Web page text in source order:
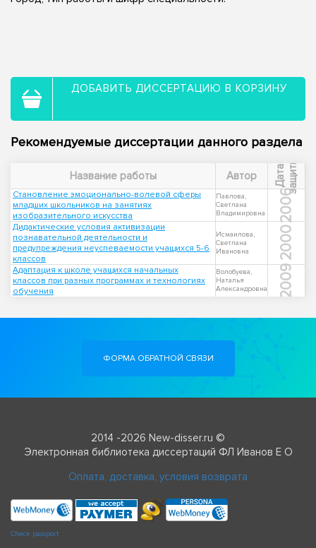
ДОБАВИТЬ ДИССЕРТАЦИЮ В КОРЗИНУ
Рекомендуемые диссертации данного раздела
Название работы Автор Д
а
т
а
з
а
щ
и
т ы
Становление эмоционально-волевой сферы
младших школьников на занятиях
изобразительного искусства
Павлова,
Светлана
Владимировна
2006
Дидактические условия активизации
познавательной деятельности и
предупреждения неуспеваемости учащихся 5-6
классов
Исмаилова,
Светлана
Ивановна
2000
Адаптация к школе учащихся начальных
классов при разных программах и технологиях
обучения
Волобуева,
Наталья
Александровна
2009
ФОРМА ОБРАТНОЙ СВЯЗИ
2014 -2026 New-disser.ru ©
Электронная библиотека диссертаций ФЛ Иванов Е О
Оплата, доставка, условия возврата
Check passport